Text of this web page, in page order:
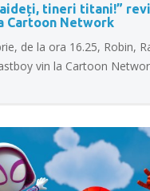
tineri titani!”
Cartoon Network
de la ora 16.25, Robin,
vin la Cartoon